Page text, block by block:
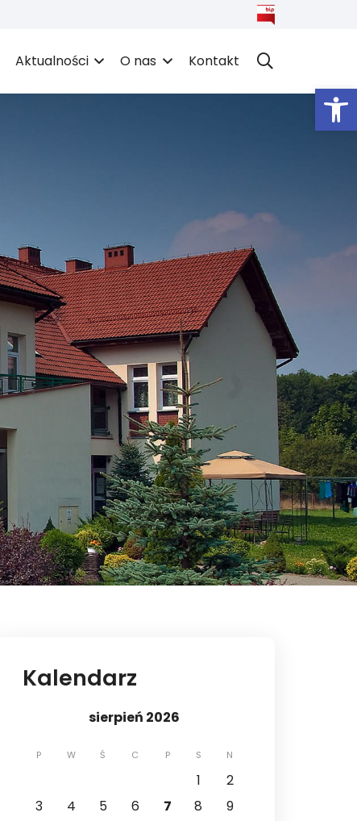
Aktualności O nas Kontakt
Kalendarz
sierpień 2026
P W Ś C P S N
1
2
3
4 5 6 7 8
9